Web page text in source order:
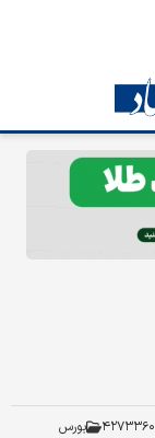
۴۲۷۳۳۶۰ بورس